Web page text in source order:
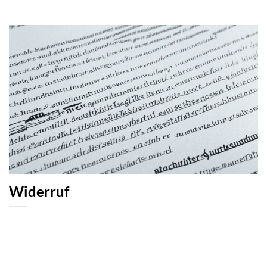
Widerruf